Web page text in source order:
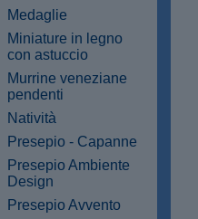
Medaglie
Miniature in legno
con astuccio
Murrine veneziane
pendenti
Natività
Presepio - Capanne
Presepio Ambiente
Design
Presepio Avvento